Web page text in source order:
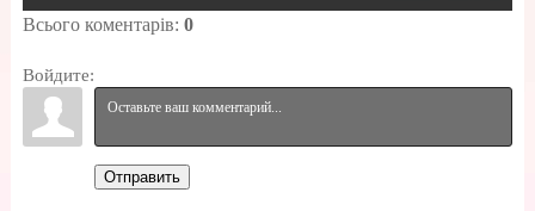
Всього коментарів: 0
Войдите:
Отправить